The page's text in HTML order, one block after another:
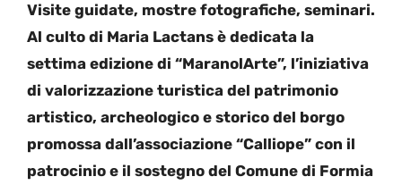
Visite guidate, mostre fotografiche, seminari.
Al culto di Maria Lactans è dedicata la
settima edizione di “MaranolArte”, l’iniziativa
di valorizzazione turistica del patrimonio
artistico, archeologico e storico del borgo
promossa dall’associazione “Calliope” con il
patrocinio e il sostegno del Comune di Formia